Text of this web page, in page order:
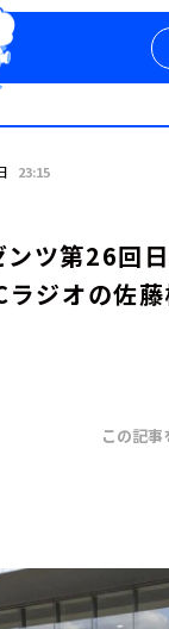
ッズ
23:15
ンツ第26回
ラジオの佐
この記事